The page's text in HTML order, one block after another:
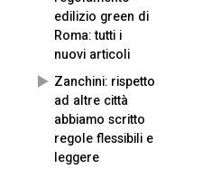
edilizio green di
Roma: tutti i
nuovi articoli
Zanchini: rispetto
ad altre città
abbiamo scritto
regole flessibili e
leggere